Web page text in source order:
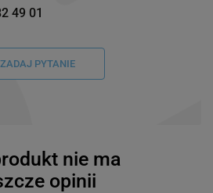
49 01
ZADAJ PYTANIE
nie ma
opinii